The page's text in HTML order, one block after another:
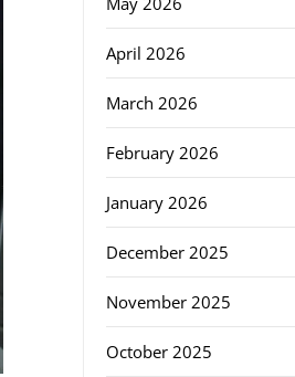
April 2026
March 2026
February 2026
January 2026
December 2025
November 2025
October 2025